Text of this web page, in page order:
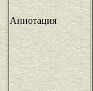
Аннотация